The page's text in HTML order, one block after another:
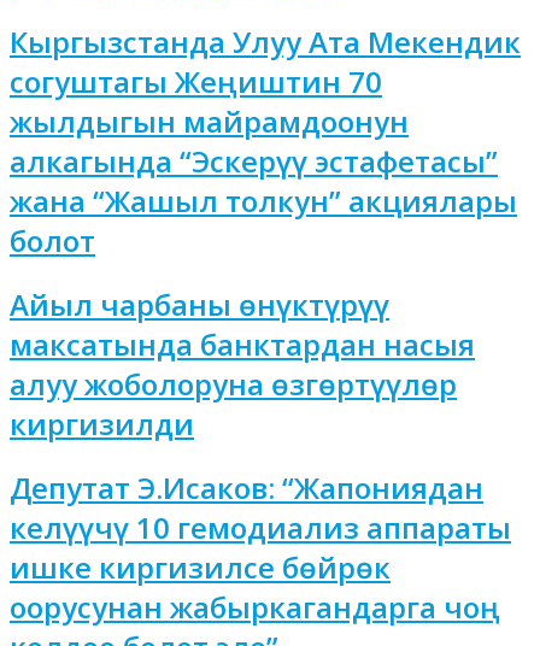
Кыргызстанда Улуу Ата Мекендик
согуштагы Жеңиштин 70
жылдыгын майрамдоонун
алкагында “Эскерүү эстафетасы”
жана “Жашыл толкун” акциялары
болот
Айыл чарбаны өнүктүрүү
максатында банктардан насыя
алуу жоболоруна өзгөртүүлөр
киргизилди
Депутат Э.Исаков: “Жапониядан
келүүчү 10 гемодиализ аппараты
ишке киргизилсе бөйрөк
оорусунан жабыркагандарга чоң